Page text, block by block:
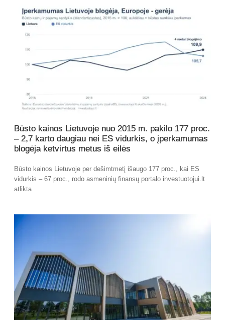
Būsto kainos Lietuvoje nuo 2015 m. pakilo 177 proc.
– 2,7 karto daugiau nei ES vidurkis, o įperkamumas
blogėja ketvirtus metus iš eilės
Būsto kainos Lietuvoje per dešimtmetį išaugo 177 proc., kai ES
vidurkis – 67 proc., rodo asmeninių finansų portalo investuotojui.lt
atlikta